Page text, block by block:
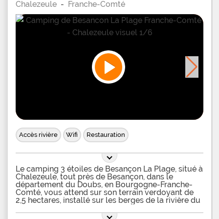
Homes et Chalets pouvant accueillir jusqu'à 6
personnes vous attendent. Le Mobil-Home Super
Mercure pour 6 personnes est entièrement équipé
et comprend une terrasse avec salon de jardin. Des
emplacements pour tente, caravane et camping-
forfaits et options. Le forfait Emplacement Confort
a une superficie supérieure à 120 m2 et il est
raccordé à l'électricité et à l'eau. Les animaux sont
Chalezeule - Franche-Comté
Accès rivière Wifi Restauration
Le camping 3 étoiles de Besançon La Plage, situé à
Chalezeule, tout près de Besançon, dans le
département du Doubs, en Bourgogne-Franche-
Comté, vous attend sur son terrain verdoyant de
2,5 hectares, installé sur les berges de la rivière du
la rivière, vous pourrez résider confortablement